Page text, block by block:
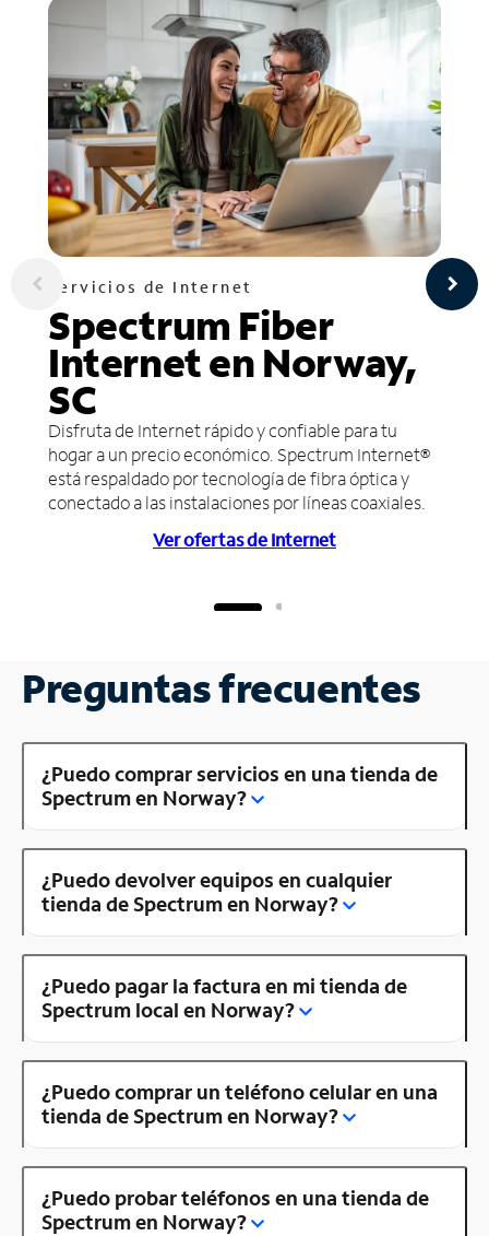
Servicios de Internet
Spectrum Fiber
Internet en Norway,
SC
Disfruta de Internet rápido y confiable para tu
hogar a un precio económico. Spectrum Internet®
está respaldado por tecnología de fibra óptica y
conectado a las instalaciones por líneas coaxiales.
Ver ofertas de Internet
Preguntas frecuentes
¿Puedo comprar servicios en una tienda de
Spectrum en Norway?
¿Puedo devolver equipos en cualquier
tienda de Spectrum en Norway?
¿Puedo pagar la factura en mi tienda de
Spectrum local en Norway?
¿Puedo comprar un teléfono celular en una
tienda de Spectrum en Norway?
¿Puedo probar teléfonos en una tienda de
Spectrum en Norway?